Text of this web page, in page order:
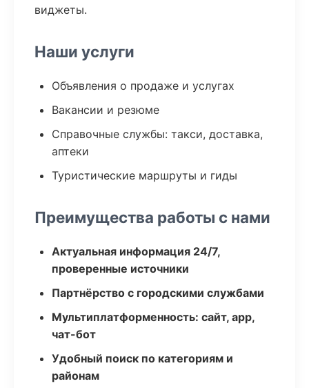
виджеты.
Наши услуги
Объявления о продаже и услугах
Вакансии и резюме
Справочные службы: такси, доставка,
аптеки
Туристические маршруты и гиды
Преимущества работы с нами
Актуальная информация 24/7,
проверенные источники
Партнёрство с городскими службами
Мультиплатформенность: сайт, app,
чат-бот
Удобный поиск по категориям и
районам